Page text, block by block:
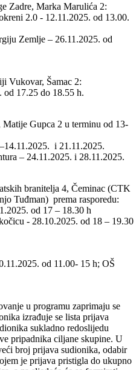
Zadre, Marka Marulića 2:
2.0 - 12.11.2025. od 13.00.
Zemlje – 26.11.2025. od
Vukovar, Šamac 2:
17.25 do 18.55 h.
Gupca 2 u terminu od 13-
i 21.11.2025.
– 24.11.2025. i 28.11.2025.
branitelja 4, Čeminac (CTK
Tuđman) prema rasporedu:
od 17 – 18.30 h
- 28.10.2025. od 18 – 19.30
od 11.00- 15 h; OŠ
u programu zaprimaju se
izrađuje se lista prijava
sukladno redoslijedu
pripadnika ciljane skupine. U
broj prijava sudionika, odabir
je prijava pristigla do ukupno